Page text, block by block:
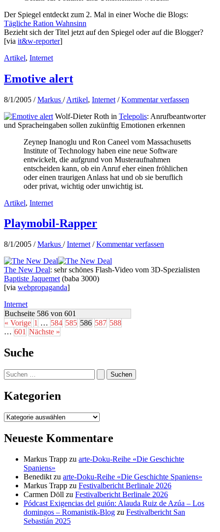
Der Spiegel entdeckt zum 2. Mal in einer Woche die Blogs:
Tägliche Ration Wahnsinn
Bezieht sich der Titel jetzt auf den Spiegel oder auf die Blogger?
[via it&w-reporter]
Artikel, Internet
Emotive alert
8/1/2005 /Markus /Artikel, Internet /Kommentar verfassen
Wolf-Dieter Roth in Telepolis: Anrufbeantworter
und Spracheingaben sollen zukünftig Emotionen erkennen
Zeynep Inanoglu und Ron Caneel vom Massachusetts
Institute of Technology haben eine neue Software
entwickelt, die aufgrund von Musteraufnahmen
entscheiden kann, ob ein Anruf eher einen fröhlichen
oder einen traurigen Anlass hat und ob sie beruflich
oder privat, wichtig oder unwichtig ist.
Artikel, Internet
Playmobil-Rapper
8/1/2005 /Markus /Internet /Kommentar verfassen
The New Deal: sehr schönes Flash-Video vom 3D-Spezialisten
Baptiste Jaquemet (baba 3000)
[via webpropaganda]
Internet
Buchseite 586 von 601
« Vorige 1 … 584 585 586 587 588
… 601 Nächste »
Suche
Suchen
nach:
Kategorien
Kategorien
Neueste Kommentare
Markus Trapp zu arte-Doku-Reihe «Die Geschichte
Spaniens»
Benedikt zu arte-Doku-Reihe «Die Geschichte Spaniens»
Markus Trapp zu Festivalbericht Berlinale 2026
Carmen Döll zu Festivalbericht Berlinale 2026
Pódcast Exigencias del guión: Alauda Ruiz de Azúa – Los
domingos – Romanistik-Blog zu Festivalbericht San
Sebastián 2025